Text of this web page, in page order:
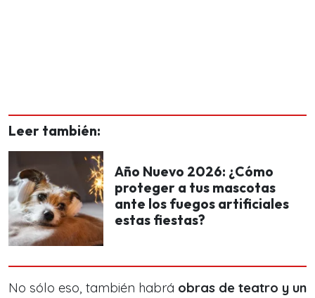
Leer también:
Año Nuevo 2026: ¿Cómo
proteger a tus mascotas
ante los fuegos artificiales
estas fiestas?
No sólo eso, también habrá obras de teatro y un